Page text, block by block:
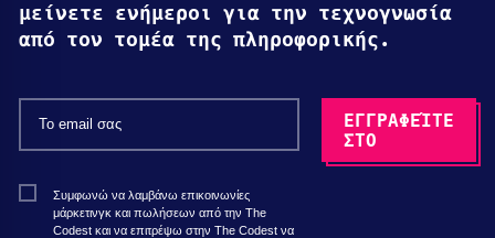
μείνετε ενήμεροι για την τεχνογνωσία
από τον τομέα της πληροφορικής.
Συμφωνώ να λαμβάνω επικοινωνίες
μάρκετινγκ και πωλήσεων από την The
Codest και να επιτρέψω στην The Codest να